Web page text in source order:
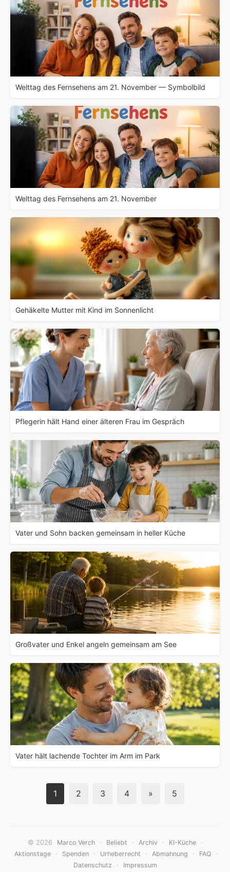
Welttag des Fernsehens am 21. November — Symbolbild
Welttag des Fernsehens am 21. November
Gehäkelte Mutter mit Kind im Sonnenlicht
Pflegerin hält Hand einer älteren Frau im Gespräch
Vater und Sohn backen gemeinsam in heller Küche
Großvater und Enkel angeln gemeinsam am See
Vater hält lachende Tochter im Arm im Park
1 2 3 4 » 5
© 2026 Marco Verch · Beliebt · Archiv · KI-Küche ·
Aktionstage · Spenden · Urheberrecht · Abmahnung · FAQ ·
Datenschutz · Impressum